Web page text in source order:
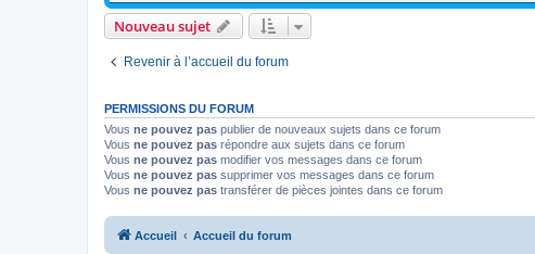
Nouveau sujet
Revenir à l’accueil du forum
PERMISSIONS DU FORUM
Vous ne pouvez pas publier de nouveaux sujets dans ce forum
Vous ne pouvez pas répondre aux sujets dans ce forum
Vous ne pouvez pas modifier vos messages dans ce forum
Vous ne pouvez pas supprimer vos messages dans ce forum
Vous ne pouvez pas transférer de pièces jointes dans ce forum
Accueil Accueil du forum